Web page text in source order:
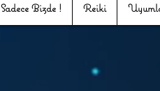
Sadece Bizde ! Reiki